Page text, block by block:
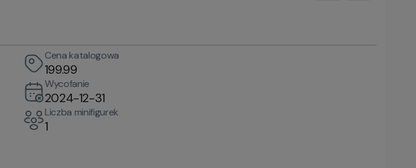
Cena katalogowa
199.99
Wycofanie
2024-12-31
Liczba minifigurek
1